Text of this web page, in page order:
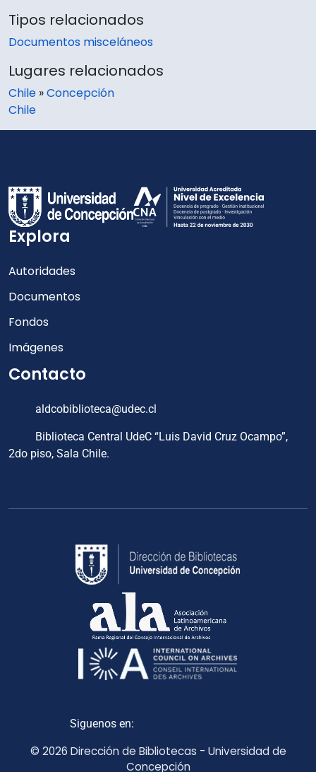
Tipos relacionados
Documentos misceláneos
Lugares relacionados
Chile »Concepción
Chile
Explora
Autoridades
Documentos
Fondos
Imágenes
Contacto
aldcobiblioteca@udec.cl
Biblioteca Central UdeC “Luis David Cruz Ocampo”,
2do piso, Sala Chile.
Siguenos en:
© 2026 Dirección de Bibliotecas - Universidad de
Concepción